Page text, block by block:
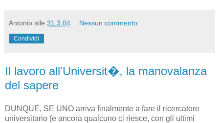
Antonio alle 31.3.04 Nessun commento:
Condividi
Il lavoro all'Universit�, la manovalanza
del sapere
DUNQUE, SE UNO arriva finalmente a fare il ricercatore
universitario (e ancora qualcuno ci riesce, con gli ultimi